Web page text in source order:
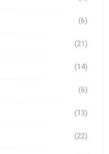
(6)
(21)
(14)
(6)
(13)
(22)